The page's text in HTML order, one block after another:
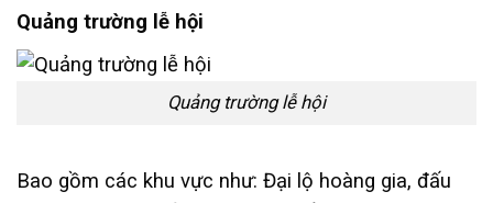
Quảng trường lễ hội
Quảng trường lễ hội
Bao gồm các khu vực như: Đại lộ hoàng gia, đấu